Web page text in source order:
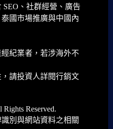
、社群經營、廣告
國市場推廣與中國內
紀業者，若涉海外不
請投資人詳閱行銷文
Reserved.
別與網站資料之相關